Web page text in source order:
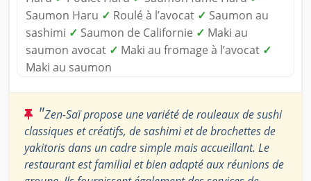
Saumon Haru ✓ Roulé à l’avocat ✓ Saumon au
sashimi ✓ Saumon de Californie ✓ Maki au
saumon avocat ✓ Maki au fromage à l’avocat ✓
Maki au saumon
"Zen-Saï propose une variété de rouleaux de sushi
classiques et créatifs, de sashimi et de brochettes de
yakitoris dans un cadre simple mais accueillant. Le
restaurant est familial et bien adapté aux réunions de